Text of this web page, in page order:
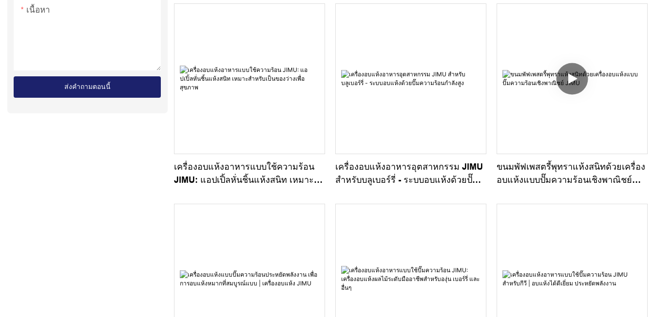
เนื้อหา
ส่งคำถามตอนนี้
มะนาว
โภชนาการ
สำหรับใช้ในระดับมืออาชีพ
เครื่องอบแห้งอาหารแบบใช้ความร้อน
JIMU: แอปเปิ้ลหั่นชิ้นแห้งสนิท เหมาะ
เครื่องอบแห้งอาหารอุตสาหกรรม JIMU
สำหรับบลูเบอร์รี่ - ระบบอบแห้งด้วยปั๊ม
ขนมพัฟเพสตรี้พุทราแห้งสนิทด้วยเครื่อง
อบแห้งแบบปั๊มความร้อนเชิงพาณิชย์